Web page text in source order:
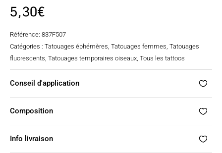
5,30€
Référence: 837F507
Catégories : Tatouages éphémères, Tatouages femmes, Tatouages
fluorescents, Tatouages temporaires oiseaux, Tous les tattoos
Conseil d'application
Composition
Info livraison